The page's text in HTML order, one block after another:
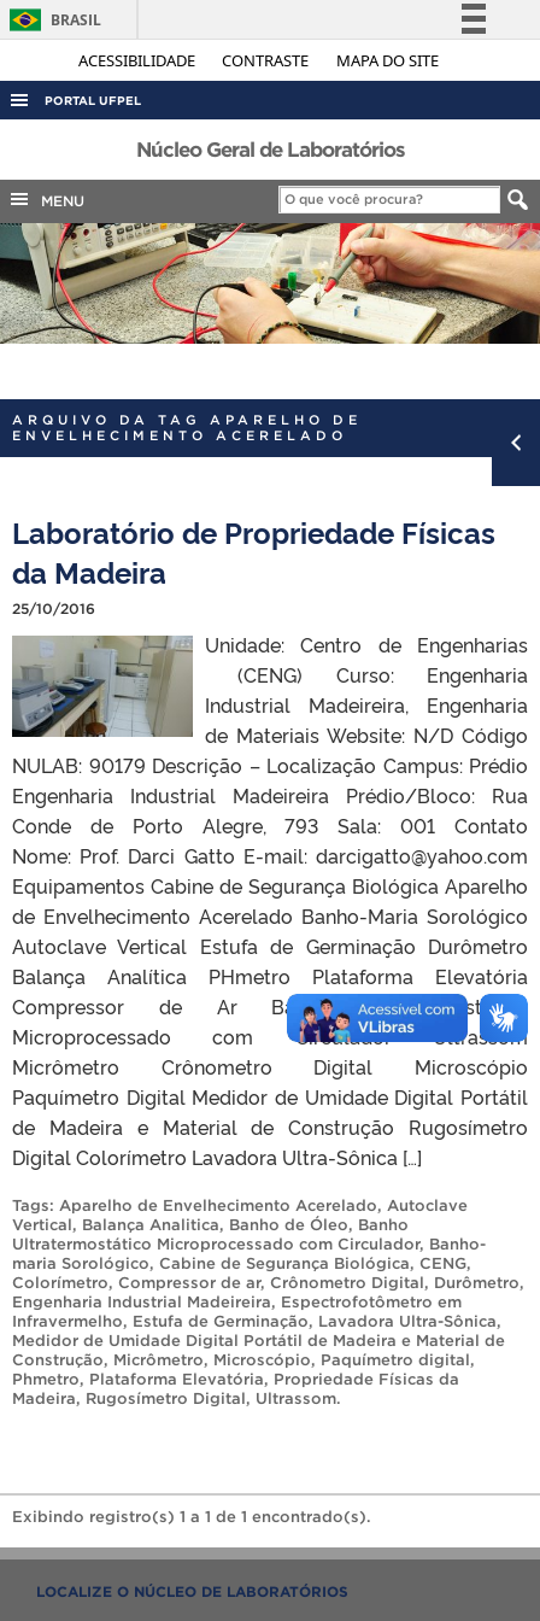
ACESSIBILIDADE CONTRASTE MAPA DO SITE
BRASIL
Simplifique!
Legislação
Canais
PORTAL UFPEL
ACESSO À INFORMAÇÃO
AUDITORIA
COBALTO
CONCURSOS
EDITAIS
INTERNACIONAL
PORTARIAS
Núcleo Geral de Laboratórios
MENU
ARQUIVO DA TAG APARELHO DE
ENVELHECIMENTO ACERELADO
Laboratório de Propriedade Físicas
da Madeira
25/10/2016
Unidade: Centro de Engenharias
(CENG) Curso: Engenharia
Industrial Madeireira, Engenharia
de Materiais Website: N/D Código
NULAB: 90179 Descrição – Localização Campus: Prédio
Engenharia Industrial Madeireira Prédio/Bloco: Rua
Conde de Porto Alegre, 793 Sala: 001 Contato
Nome: Prof. Darci Gatto E-mail: darcigatto@yahoo.com
Equipamentos Cabine de Segurança Biológica Aparelho
de Envelhecimento Acerelado Banho-Maria Sorológico
Autoclave Vertical Estufa de Germinação Durômetro
Balança Analítica PHmetro Plataforma Elevatória
Compressor de Ar Banho Ultratermostático
Microprocessado com Circulador Ultrassom
Micrômetro Crônometro Digital Microscópio
Paquímetro Digital Medidor de Umidade Digital Portátil
de Madeira e Material de Construção Rugosímetro
Digital Colorímetro Lavadora Ultra-Sônica […]
Tags: Aparelho de Envelhecimento Acerelado, Autoclave
Vertical, Balança Analitica, Banho de Óleo, Banho
Ultratermostático Microprocessado com Circulador, Banho-
maria Sorológico, Cabine de Segurança Biológica, CENG,
Colorímetro, Compressor de ar, Crônometro Digital, Durômetro,
Engenharia Industrial Madeireira, Espectrofotômetro em
Infravermelho, Estufa de Germinação, Lavadora Ultra-Sônica,
Medidor de Umidade Digital Portátil de Madeira e Material de
Construção, Micrômetro, Microscópio, Paquímetro digital,
Phmetro, Plataforma Elevatória, Propriedade Físicas da
Madeira, Rugosímetro Digital, Ultrassom.
Exibindo registro(s) 1 a 1 de 1 encontrado(s).
LOCALIZE O NÚCLEO DE LABORATÓRIOS